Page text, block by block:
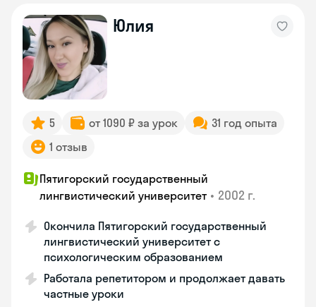
Юлия
5 от 1090 ₽ за урок
31 год опыта
1 отзыв
Пятигорский государственный
лингвистический университет • 2002 г.
Окончила Пятигорский государственный
лингвистический университет с
психологическим образованием
Работала репетитором и продолжает давать
частные уроки